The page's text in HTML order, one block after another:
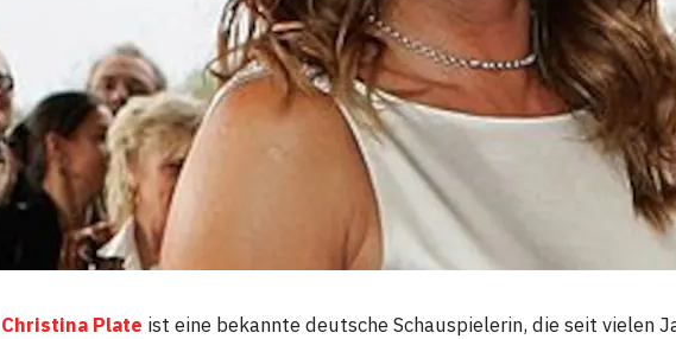
Christina Plate ist eine bekannte deutsche Schauspielerin, die seit vielen